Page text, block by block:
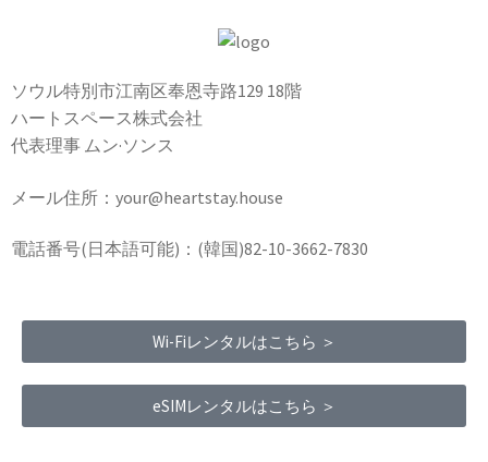
ソウル特別市江南区奉恩寺路129 18階
ハートスペース株式会社
代表理事 ムン·ソンス
メール住所：your@heartstay.house
電話番号(日本語可能)：(韓国)82-10-3662-7830
Wi-Fiレンタルはこちら ＞
eSIMレンタルはこちら ＞